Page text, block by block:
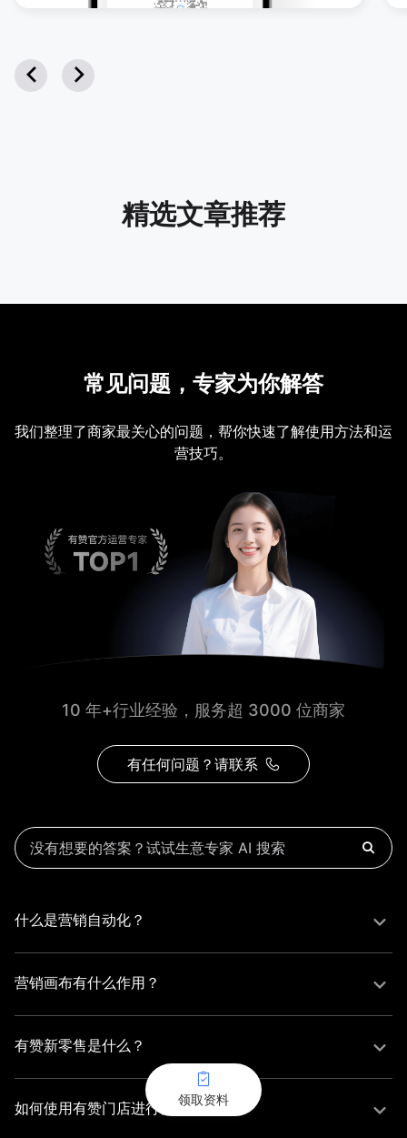
精选文章推荐
常见问题，专家为你解答
我们整理了商家最关心的问题，帮你快速了解使用方法和运
营技巧。
10 年+行业经验，服务超 3000 位商家
有任何问题？请联系
什么是营销自动化？
营销自动化是一种通过使用软件和工具来自动执行营销任务
和流程的技术。它可以帮助企业更有效地管理营销活动，提
营销画布有什么作用？
营销画布是一种可视化工具，用于设计和规划营销策略和活
动。它帮助企业清晰地展示营销计划，便于团队理解和执
有赞新零售是什么？
有赞新零售是有赞公司提供的一套解决方案，旨在帮助零售
商实现线上线下一体化经营，提升客户运营效率和销售业
如何使用有赞门店进行营销？领取资料